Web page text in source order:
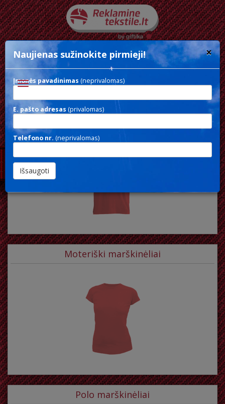
Toggle
Unisex marškinėliai
Moteriški marškinėliai
Polo marškinėliai
×
Naujienas sužinokite pirmieji!
Įmonės pavadinimas (neprivalomas)
E. pašto adresas (privalomas)
Telefono nr. (neprivalomas)